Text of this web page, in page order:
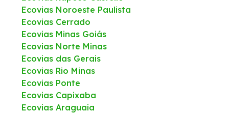
Ecovias Noroeste Paulista
Ecovias Cerrado
Ecovias Minas Goiás
Ecovias Norte Minas
Ecovias das Gerais
Ecovias Rio Minas
Ecovias Ponte
Ecovias Capixaba
Ecovias Araguaia